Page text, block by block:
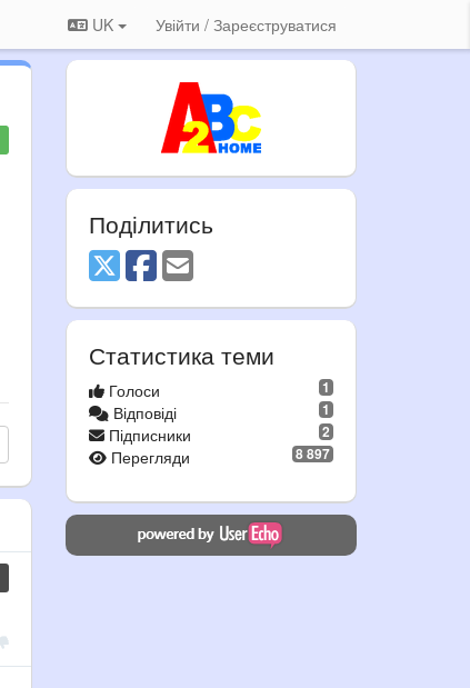
UK Увійти / Зареєструватися
Поділитись
Статистика теми
1
Голоси
1
Відповіді
2
Підписники
8 897
Перегляди